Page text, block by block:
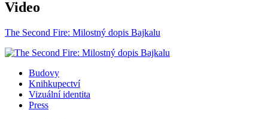
Video
The Second Fire: Milostný dopis Bajkalu
Budovy
Knihkupectví
Vizuální identita
Press